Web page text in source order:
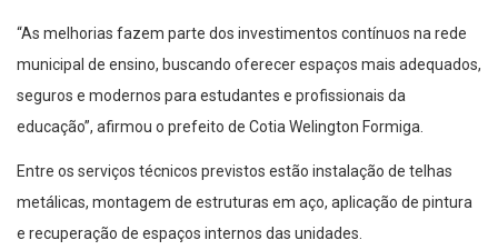
“As melhorias fazem parte dos investimentos contínuos na rede
municipal de ensino, buscando oferecer espaços mais adequados,
seguros e modernos para estudantes e profissionais da
educação”, afirmou o prefeito de Cotia Welington Formiga.
Entre os serviços técnicos previstos estão instalação de telhas
metálicas, montagem de estruturas em aço, aplicação de pintura
e recuperação de espaços internos das unidades.